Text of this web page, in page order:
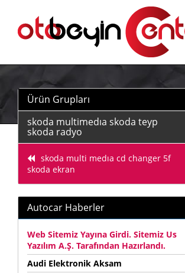
Ürün Grupları
skoda multimedıa skoda teyp
skoda radyo
skoda multi medıa cd changer 5f
skoda ekran
Autocar Haberler
Web Sitemiz Yayına Girdi. Sitemiz Us
Yazılım A.Ş. Tarafından Hazırlandı.
Audi Elektronik Aksam